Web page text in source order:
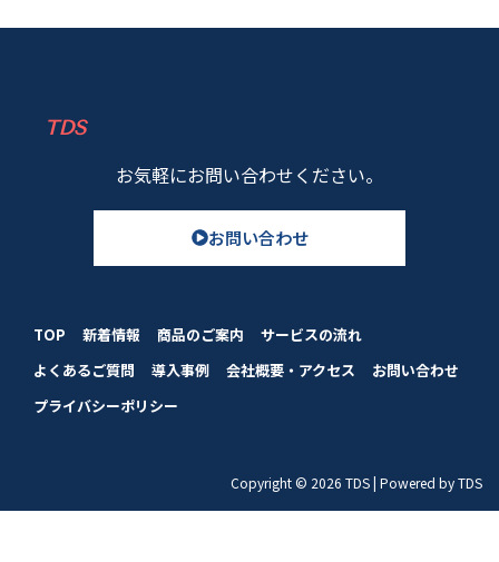
TDS
お気軽にお問い合わせください。
お問い合わせ
TOP 新着情報 商品のご案内
サービスの流れ
よくあるご質問
導入事例 会社概要・アクセス
お問い合わせ
プライバシーポリシー
Copyright © 2026 TDS | Powered by TDS